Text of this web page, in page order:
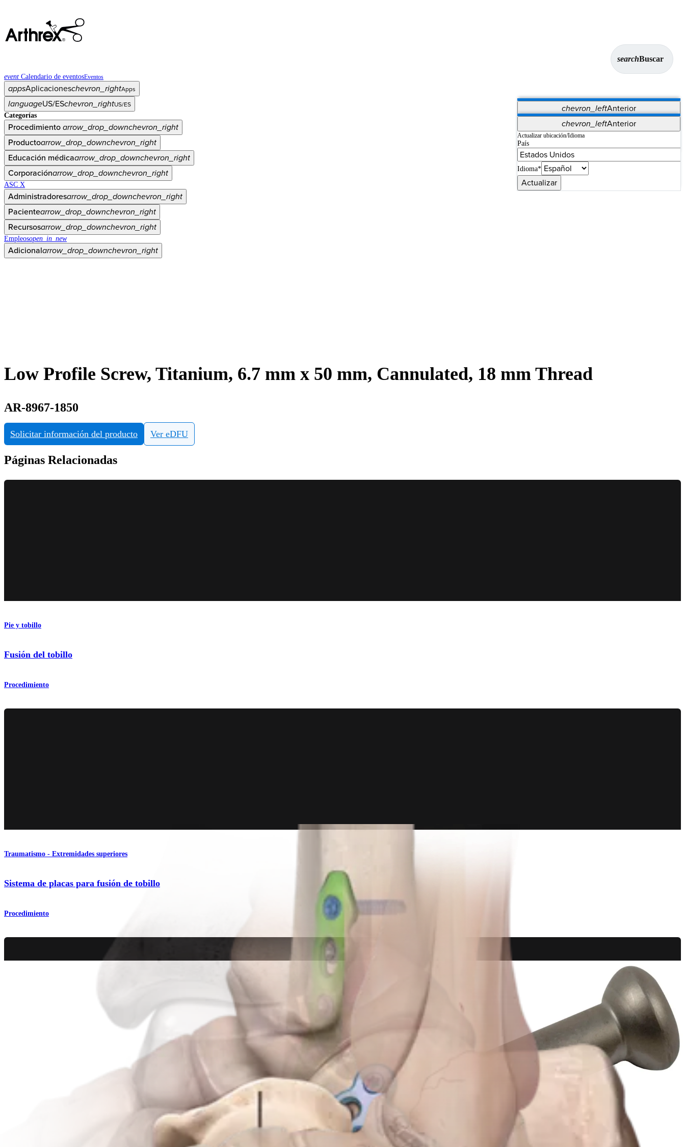
searchBuscar
event Calendario de eventosEventos
appsAplicacioneschevron_rightApps
chevron_leftAnterior
Vet Systems OrthoPedia Patient
Supplier Portal
Synergy Imaging & Resection
languageUS/ESchevron_rightUS/ES
chevron_leftAnterior
Actualizar ubicación/Idioma
País
Idioma*
Actualizar
Categorías
Procedimientoarrow_drop_downchevron_right
Productoarrow_drop_downchevron_right
Educación médicaarrow_drop_downchevron_right
Corporaciónarrow_drop_downchevron_right
ASC X
Administradoresarrow_drop_downchevron_right
Pacientearrow_drop_downchevron_right
Recursosarrow_drop_downchevron_right
Empleosopen_in_new
Adicionalarrow_drop_downchevron_right
Low Profile Screw, Titanium, 6.7 mm x 50 mm, Cannulated, 18 mm Thread
AR-8967-1850
Solicitar información del producto Ver eDFU
Páginas Relacionadas
Pie y tobillo
Fusión del tobillo
Procedimiento
Traumatismo - Extremidades superiores
Sistema de placas para fusión de tobillo
Procedimiento